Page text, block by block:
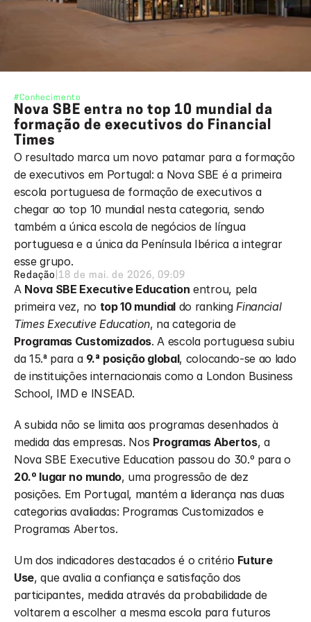
#Conhecimento
Nova SBE entra no top 10 mundial da
formação de executivos do Financial
Times
O resultado marca um novo patamar para a formação
de executivos em Portugal: a Nova SBE é a primeira
escola portuguesa de formação de executivos a
chegar ao top 10 mundial nesta categoria, sendo
também a única escola de negócios de língua
portuguesa e a única da Península Ibérica a integrar
esse grupo.
Redação 18 de mai. de 2026, 09:09
A Nova SBE Executive Education entrou, pela
primeira vez, no top 10 mundial do ranking Financial
Times Executive Education
, na categoria de
Programas Customizados. A escola portuguesa subiu
da 15.ª para a 9.ª posição global, colocando-se ao lado
de instituições internacionais como a London Business
School, IMD e INSEAD.
A subida não se limita aos programas desenhados à
medida das empresas. Nos Programas Abertos, a
20.º lugar no mundo, uma progressão de dez
posições. Em Portugal, mantém a liderança nas duas
categorias avaliadas: Programas Customizados e
Programas Abertos.
Um dos indicadores destacados é o critério Future
Use, que avalia a confiança e satisfação dos
participantes, medida através da probabilidade de
voltarem a escolher a mesma escola para futuros